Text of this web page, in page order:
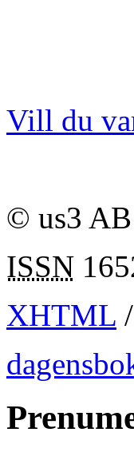
Vill du
© us3 AB
ISSN
XHTML /